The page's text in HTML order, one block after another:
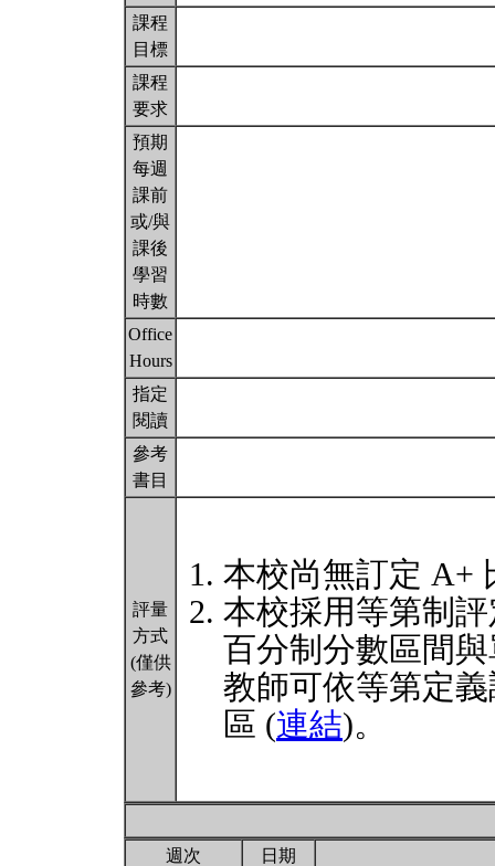
課程
目標
課程
要求
預期
每週
課前
或/與
課後
學習
時數
Office
Hours
指定
閱讀
參考
書目
評量
方式
(僅供
參考)
本校尚無訂定 A+
本校採用等第制
百分制分數區間
教師可依等第定
區 (連結)。
週次 日期